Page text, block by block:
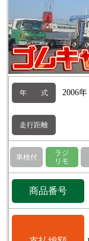
年 式 2006
走行距離
車検付
ラジ
リモ
商品番号